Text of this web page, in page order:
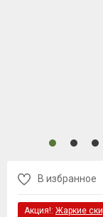
В избранное
Акция!: Жаркие